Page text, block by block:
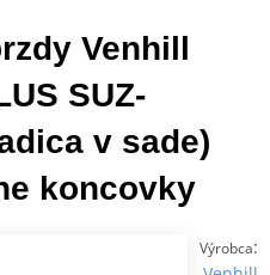
Venhill
SUZ-
v sade)
koncovky
Výrobca: